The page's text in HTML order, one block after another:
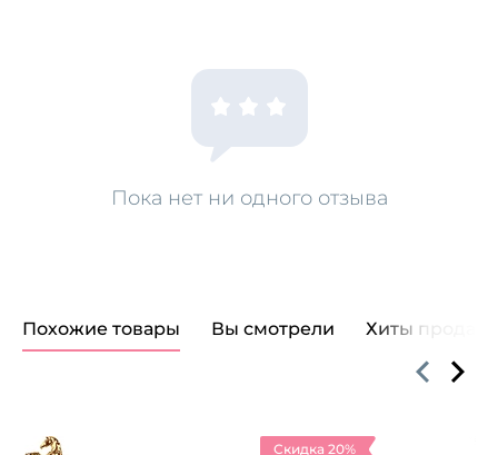
Пока нет ни одного отзыва
Похожие товары Вы смотрели Хиты продаж
Скидка 20%